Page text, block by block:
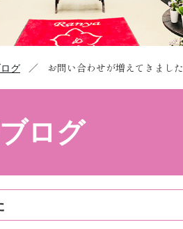
グ ／ お問い合わせが増えてきました
ログ